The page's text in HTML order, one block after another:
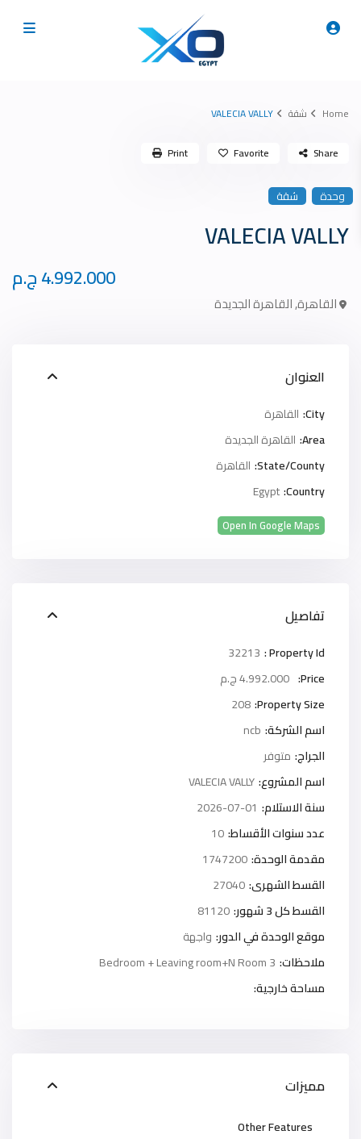
Home شقة VALECIA VALLY
وحدة شقة
VALECIA VALLY
القاهرة,القاهرة الجديدة
Share
Favorite
Print
العنوان
City: القاهرة
Area: القاهرة الجديدة
State/County: القاهرة
Country:
Egypt
Open In Google Maps
تفاصيل
Property Id :
32213
Price: 4.992.000 ج.م
Property Size:
208
اسم الشركة: ncb
الجراج: متوفر
اسم المشروع:VALECIA VALLY
سنة الاستلام: 2026-07-01
عدد سنوات الأقساط:10
مقدمة الوحدة:1747200
القسط الشهرى:27040
القسط كل 3 شهور:
81120
موقع الوحدة في الدور: واجهة
ملاحظات: 3 Bedroom + Leaving room+N Room
مساحة خارجية:
مميزات
Other Features